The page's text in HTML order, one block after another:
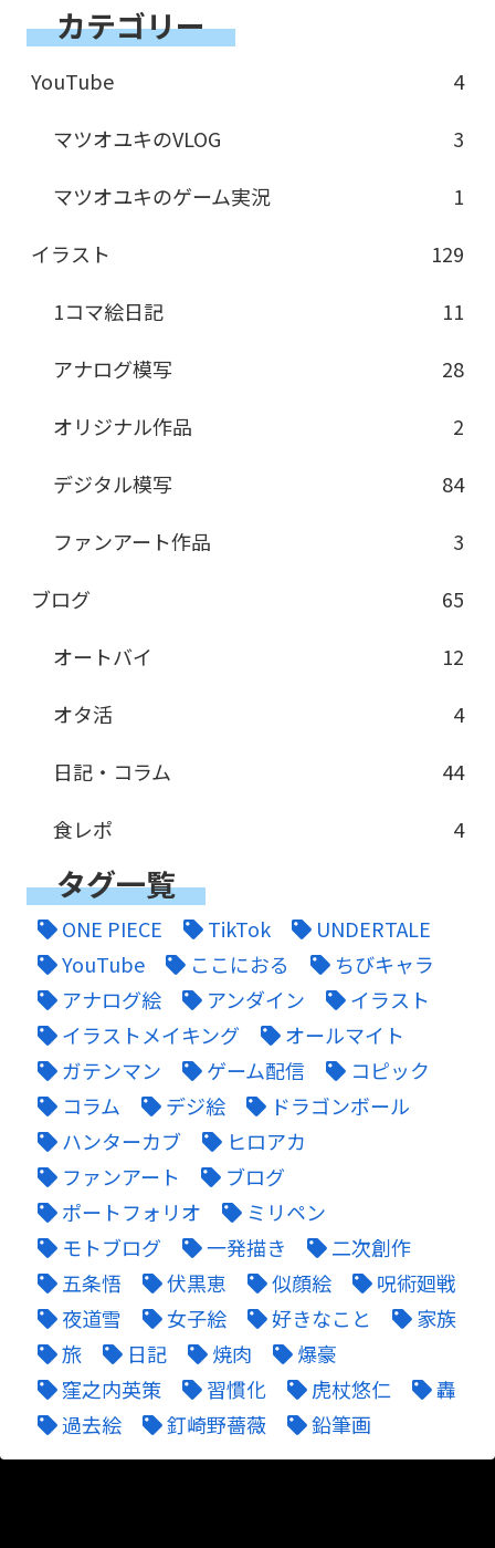
カテゴリー
YouTube
4
マツオユキのVLOG
3
マツオユキのゲーム実況
1
イラスト
129
1コマ絵日記
11
アナログ模写
28
オリジナル作品
2
デジタル模写
84
ファンアート作品
3
ブログ
65
オートバイ
12
オタ活
4
日記・コラム
44
食レポ
4
タグ一覧
ONE PIECE TikTok
UNDERTALE
YouTube
ここにおる
ちびキャラ
アナログ絵
アンダイン
イラスト
イラストメイキング
オールマイト
ガテンマン
ゲーム配信
コピック
コラム
デジ絵
ドラゴンボール
ハンターカブ
ヒロアカ
ファンアート
ブログ
ポートフォリオ
ミリペン
モトブログ
一発描き
二次創作
五条悟
伏黒恵 似顔絵
呪術廻戦
夜道雪
女子絵 好きなこと
家族
旅
日記 焼肉
爆豪
窪之内英策
習慣化 虎杖悠仁
轟
過去絵
釘崎野薔薇 鉛筆画